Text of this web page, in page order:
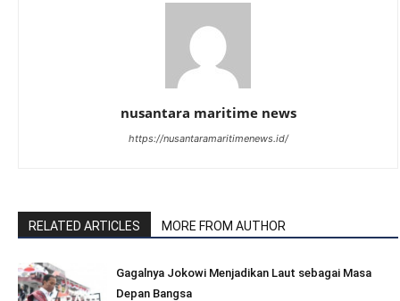
nusantara maritime news
https://nusantaramaritimenews.id/
RELATED ARTICLES MORE FROM AUTHOR
Gagalnya Jokowi Menjadikan Laut sebagai Masa
Depan Bangsa